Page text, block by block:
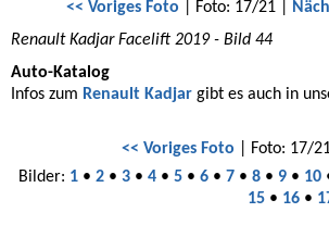
<< Voriges Foto | Foto: 17/21 |
Renault Kadjar Facelift 2019 - Bild 44
Auto-Katalog
Infos zum Renault Kadjar gibt es auch in
<< Voriges Foto | Foto: 17/
Bilder: 1• 2• 3• 4• 5• 6• 7• 8• 9• 10
15• 16•